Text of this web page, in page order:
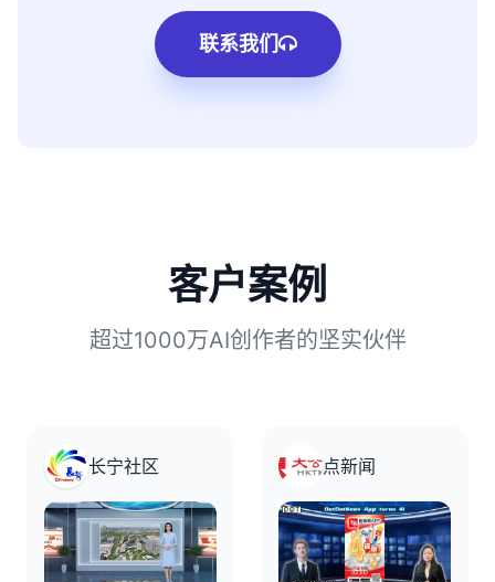
联系我们
客户案例
超过1000万AI创作者的坚实伙伴
长宁社区 点新闻